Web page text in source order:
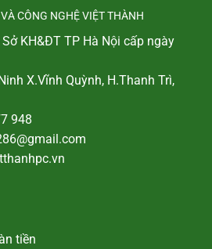
CÔNG NGHỆ VIỆT THÀNH
KH&ĐT TP Hà Nội cấp ngày
X.Vĩnh Quỳnh, H.Thanh Trì,
948
tiền